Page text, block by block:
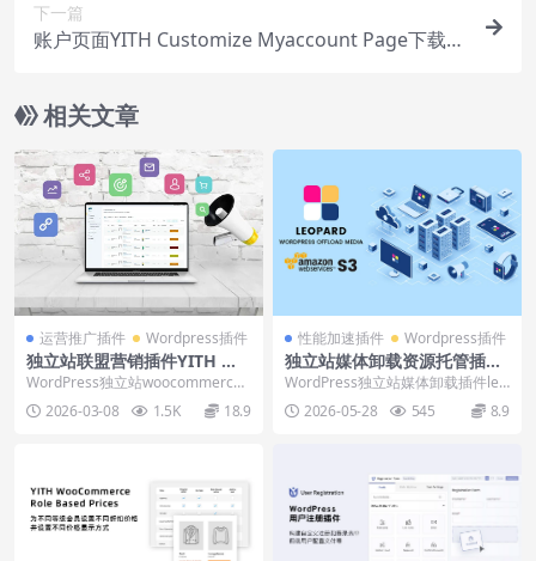
下一篇
账户页面YITH Customize Myaccount Page下载使
相关文章
运营推广插件 Wordpress插件
独立站联盟营销插件YITH Wo
oCommerce Affiliates下载
使用视频
WordPress独立站woocommerce
联盟营销功能插件YITH WooC...
2026-03-08 1.5K 18.9
性能加速插件 Wordpress插件
独立站媒体卸载资源托管插件l
eopard offload media下载
使用教程
WordPress独立站媒体卸载插件leo
pard offload media，...
2026-05-28 545 8.9